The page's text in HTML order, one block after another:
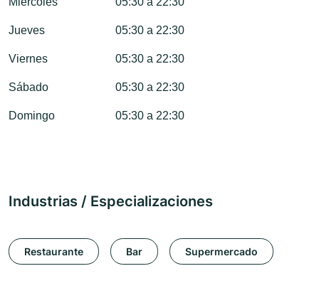
Jueves 05:30 a 22:30
Viernes 05:30 a 22:30
Sábado 05:30 a 22:30
Domingo 05:30 a 22:30
Industrias / Especializaciones
Restaurante Bar Supermercado